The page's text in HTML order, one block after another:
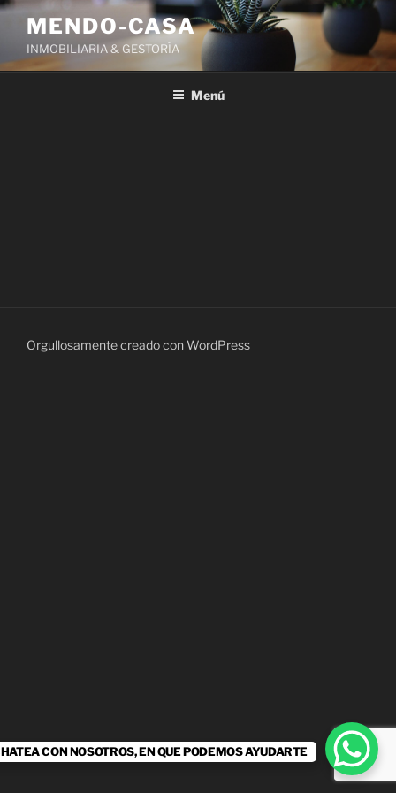
Ir
contenido
MENDO-CASA
INMOBILIARIA & GESTORÍA
Menú
Orgullosamente creado con WordPress
CON NOSOTROS, EN QUE PODEMOS AYUDARTE